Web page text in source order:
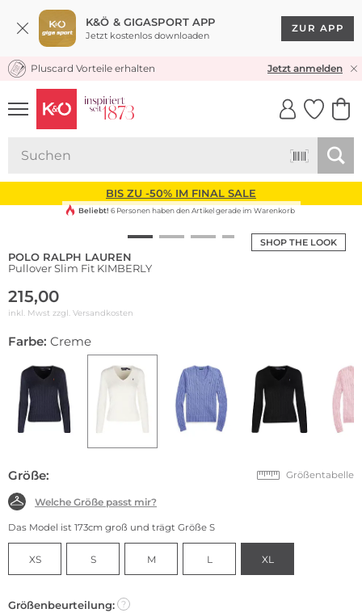
K&Ö & GIGASPORT APP
Jetzt kostenlos downloaden
ZUR APP
KOSTENLOSER VERSAND* & RÜCKVERSAND
Pluscard Vorteile erhalten Jetzt anmelden
UNSERE APP
CLICK &
BIS ZU -50% IM FINAL SALE
SHOP THE LOOK
Beliebt! 6 Personen haben den Artikel gerade im Warenkorb
POLO RALPH LAUREN
Pullover Slim Fit KIMBERLY
215,00
inkl. Mwst zzgl. Versandkosten
Farbe: Creme
Größe: Größentabelle
Welche Größe passt mir?
Das Model ist 173cm groß und trägt Größe S
XS S M L XL
Größenbeurteilung: ?